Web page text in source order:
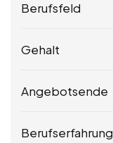
Berufsfeld
Gehalt
Angebotsende
Berufserfahrung